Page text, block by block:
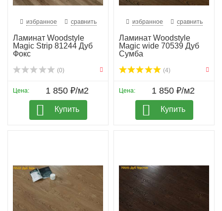
избранное сравнить
Ламинат Woodstyle
Magic Strip 81244 Дуб
Фокс
(0)
Цена: 1 850 ₽/м2
Купить
избранное сравнить
Ламинат Woodstyle
Magic wide 70539 Дуб
Сумба
(4)
Цена: 1 850 ₽/м2
Купить